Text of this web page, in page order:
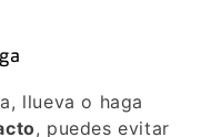
llueva o haga
, puedes evitar